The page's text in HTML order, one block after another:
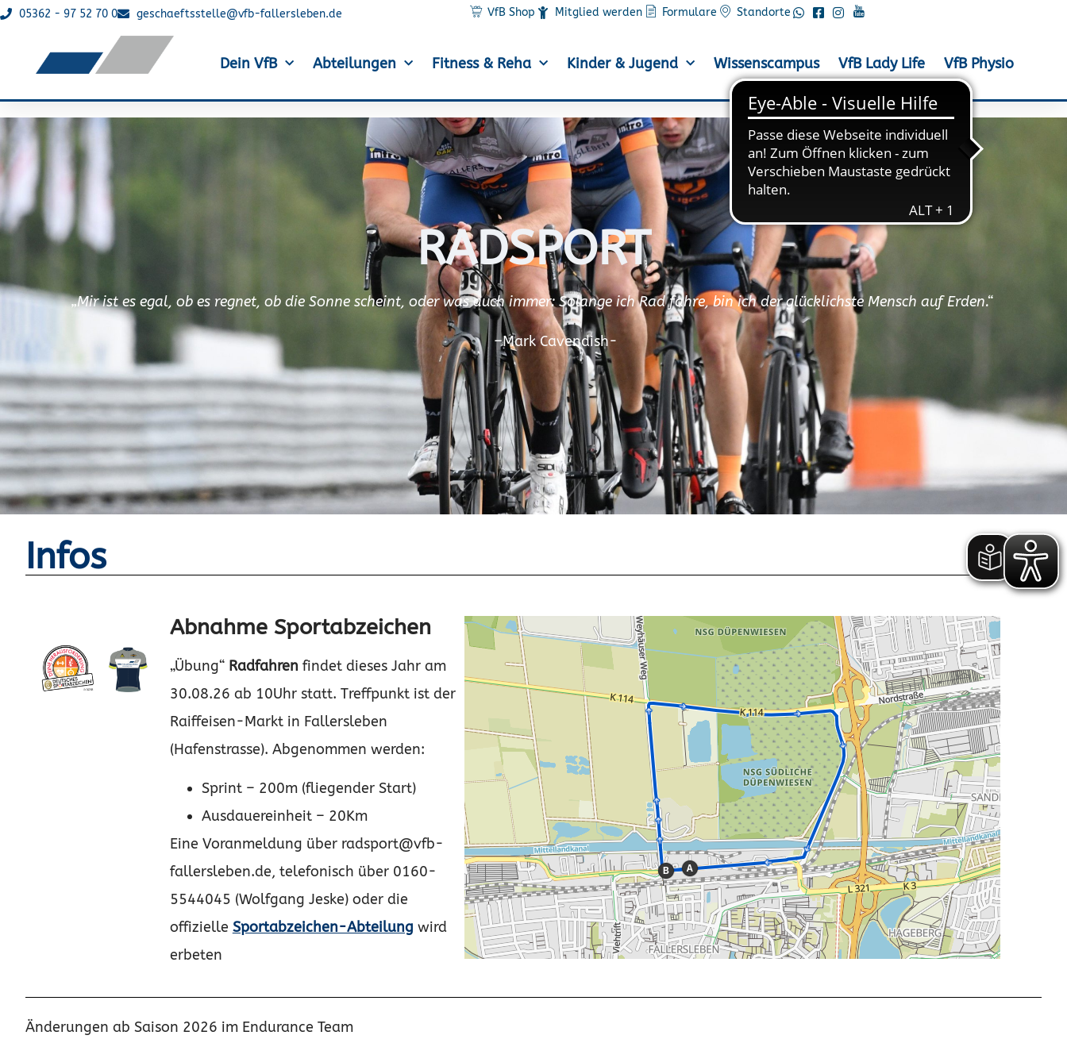
05362 - 97 52 70 0 geschaeftsstelle@vfb-fallersleben.de VfB Shop Mitglied werden Formulare Standorte
Dein VfB Abteilungen Fitness & Reha Kinder & Jugend Wissenscampus VfB Lady Life VfB Physio
RADSPORT
„Mir ist es egal, ob es regnet, ob die Sonne scheint, oder was auch immer: Solange ich Rad fahre, bin ich der glücklichste Mensch auf Erden.“
–Mark Cavendish-
Infos
Abnahme Sportabzeichen
„Übung“ Radfahren findet dieses Jahr am
30.08.26 ab 10Uhr statt. Treffpunkt ist der
Raiffeisen-Markt in Fallersleben
(Hafenstrasse). Abgenommen werden:
Sprint – 200m (fliegender Start)
Ausdauereinheit – 20Km
Eine Voranmeldung über radsport@vfb-
fallersleben.de, telefonisch über 0160-
5544045 (Wolfgang Jeske) oder die
offizielle Sportabzeichen-Abteilung wird
erbeten
Änderungen ab Saison 2026 im Endurance Team